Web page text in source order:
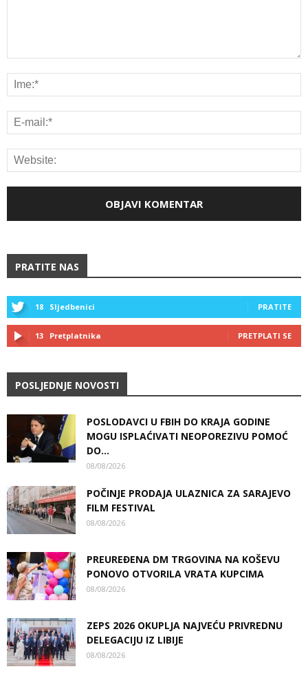
PRATITE NAS
18 Sljedbenici PRATITE
13 Pretplatnika PRETPLATI SE
POSLJEDNJE NOVOSTI
POSLODAVCI U FBIH DO KRAJA GODINE
MOGU ISPLAĆIVATI NEOPOREZIVU POMOĆ
DO...
08/08/2026
POČINJE PRODAJA ULAZNICA ZA SARAJEVO
FILM FESTIVAL
08/08/2026
PREUREĐENA DM TRGOVINA NA KOŠEVU
PONOVO OTVORILA VRATA KUPCIMA
08/08/2026
ZEPS 2026 OKUPLJA NAJVEĆU PRIVREDNU
DELEGACIJU IZ LIBIJE
08/08/2026